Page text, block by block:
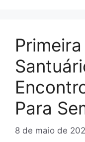
Para
8 de maio de